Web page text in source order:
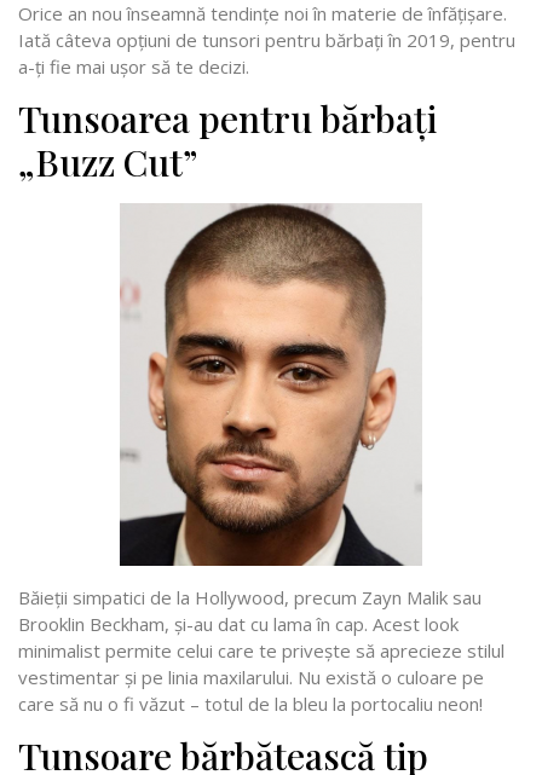
Orice an nou înseamnă tendințe noi în materie de înfățișare.
Iată câteva opțiuni de tunsori pentru bărbați în 2019, pentru
a-ți fie mai ușor să te decizi.
Tunsoarea pentru bărbați
„Buzz Cut”
Băieții simpatici de la Hollywood, precum Zayn Malik sau
Brooklin Beckham, și-au dat cu lama în cap. Acest look
minimalist permite celui care te privește să aprecieze stilul
vestimentar și pe linia maxilarului. Nu există o culoare pe
care să nu o fi văzut – totul de la bleu la portocaliu neon!
Tunsoare bărbătească tip